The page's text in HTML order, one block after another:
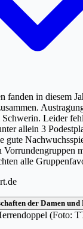
fanden in diesem
Leider
allein 3
gute
Vorrundengruppen
alle
(Foto: